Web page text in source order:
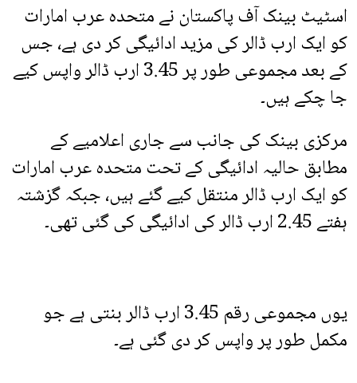
اسٹیٹ بینک آف پاکستان نے متحدہ عرب امارات
کو ایک ارب ڈالر کی مزید ادائیگی کر دی ہے، جس
کے بعد مجموعی طور پر 3.45 ارب ڈالر واپس کیے
جا چکے ہیں۔
مرکزی بینک کی جانب سے جاری اعلامیے کے
مطابق حالیہ ادائیگی کے تحت متحدہ عرب امارات
کو ایک ارب ڈالر منتقل کیے گئے ہیں، جبکہ گزشتہ
ہفتے 2.45 ارب ڈالر کی ادائیگی کی گئی تھی۔
یوں مجموعی رقم 3.45 ارب ڈالر بنتی ہے جو
مکمل طور پر واپس کر دی گئی ہے۔